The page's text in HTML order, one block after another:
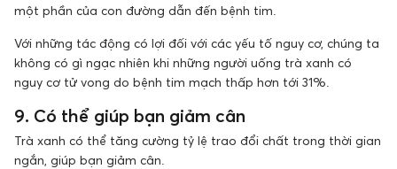
một phần của con đường dẫn đến bệnh tim.
Với những tác động có lợi đối với các yếu tố nguy cơ, chúng ta
không có gì ngạc nhiên khi những người uống trà xanh có
nguy cơ tử vong do bệnh tim mạch thấp hơn tới 31%.
9. Có thể giúp bạn giảm cân
Trà xanh có thể tăng cường tỷ lệ trao đổi chất trong thời gian
ngắn, giúp bạn giảm cân.